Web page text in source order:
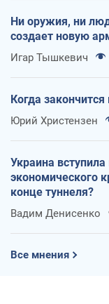
Ни оружия, ни
создает новую
Игар Тышкевич
Когда закончится
Юрий Христензен
Украина вступила
экономического
конце туннеля?
Вадим Денисенко
Все мнения